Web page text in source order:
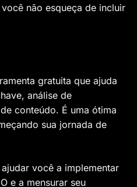
não esqueça de incluir
gratuita que ajuda
análise de
conteúdo. É uma ótima
sua jornada de
você a implementar
e a mensurar seu